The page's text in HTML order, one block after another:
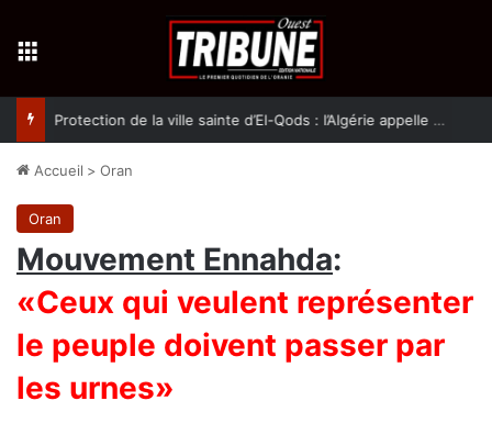
Protection de la ville sainte d’El-Qods : l’Algérie appelle à une action collective
Accueil > Oran
Oran
Mouvement Ennahda:
«Ceux qui veulent représenter
le peuple doivent passer par
les urnes»